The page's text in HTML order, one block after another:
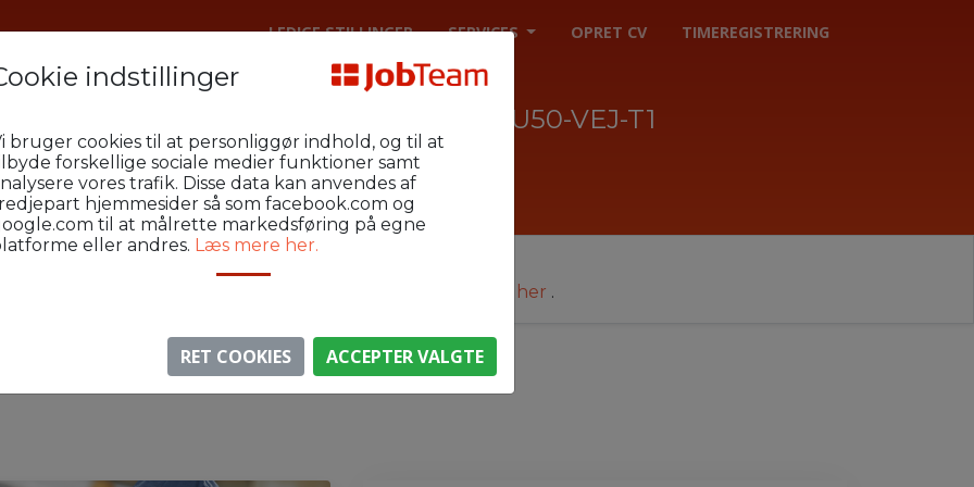
LEDIGE STILLINGER SERVICES OPRET CV TIMEREGISTRERING
MUJ-U50-VEJ-T1
søges på daghold nær Vejen
er ikke længere aktiv, men du kan
se lignende annoncer her .
indstillinger
bruger cookies til at personliggør indhold, og til at
forskellige sociale medier funktioner samt
vores trafik. Disse data kan anvendes af
hjemmesider så som facebook.com og
til at målrette markedsføring på egne
eller andres. Læs mere her.
RET COOKIES ACCEPTER VALGTE